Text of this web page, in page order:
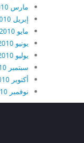
مارس 2010
إبريل 2010
مايو 2010
يونيو 2010
يوليو 2010
سبتمبر 2010
أكتوبر 2010
نوفمبر 2010